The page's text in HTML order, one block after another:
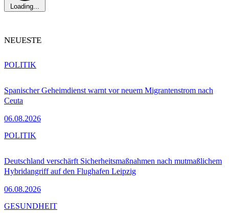
Loading...
NEUESTE
Spanischer Geheimdienst warnt vor neuem Migrantenstrom nach
Ceuta
06.08.2026
POLITIK
Deutschland verschärft Sicherheitsmaßnahmen nach mutmaßlichem
Hybridangriff auf den Flughafen Leipzig
06.08.2026
POLITIK
GESUNDHEIT